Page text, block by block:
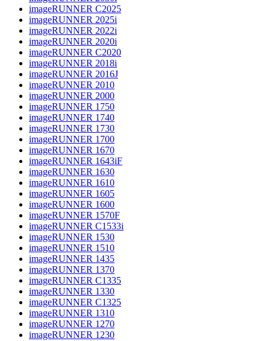
imageRUNNER C2025
imageRUNNER 2025i
imageRUNNER 2022i
imageRUNNER 2020i
imageRUNNER C2020
imageRUNNER 2018i
imageRUNNER 2016J
imageRUNNER 2010
imageRUNNER 2000
imageRUNNER 1750
imageRUNNER 1740
imageRUNNER 1730
imageRUNNER 1700
imageRUNNER 1670
imageRUNNER 1643iF
imageRUNNER 1630
imageRUNNER 1610
imageRUNNER 1605
imageRUNNER 1600
imageRUNNER 1570F
imageRUNNER C1533i
imageRUNNER 1530
imageRUNNER 1510
imageRUNNER 1435
imageRUNNER 1370
imageRUNNER C1335
imageRUNNER 1330
imageRUNNER C1325
imageRUNNER 1310
imageRUNNER 1270
imageRUNNER 1230